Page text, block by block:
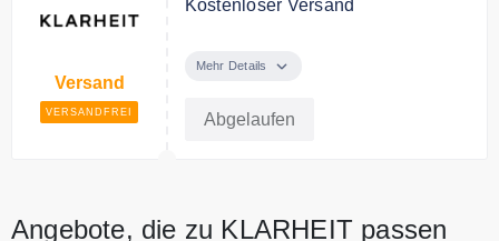
Versand
VERSANDFREI
Kostenloser Versand
100€ Bestellwert.
Mehr Details
Abgelaufen
Angebote, die zu KLARHEIT passen